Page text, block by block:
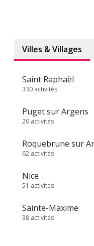
Villes & Villages
Saint Raphaël
330 activités
Puget sur Argens
20 activités
62 activités
Nice
51 activités
Sainte-Maxime
38 activités